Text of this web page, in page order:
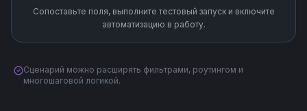
Сопоставьте поля, выполните тестовый запуск и включите
автоматизацию в работу.
Сценарий можно расширять фильтрами, роутингом и
многошаговой логикой.